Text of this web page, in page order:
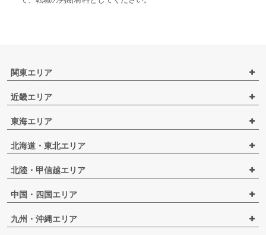
関東エリア
近畿エリア
東海エリア
北海道・東北エリア
北陸・甲信越エリア
中国・四国エリア
九州・沖縄エリア